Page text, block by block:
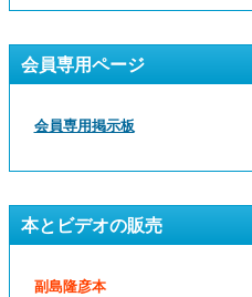
会員専用ページ
会員専用掲示板
本とビデオの販売
副島隆彦本